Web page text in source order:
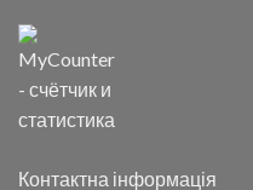
Контактна інформація